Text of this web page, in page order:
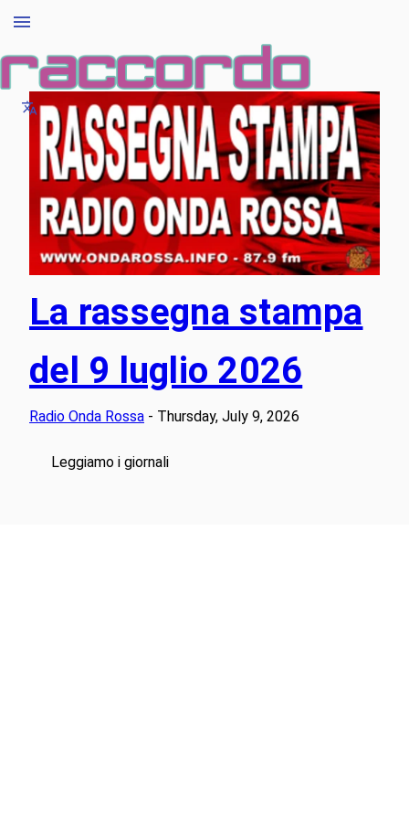
La rassegna stampa
del 9 luglio 2026
Radio Onda Rossa - Thursday, July 9, 2026
Leggiamo i giornali